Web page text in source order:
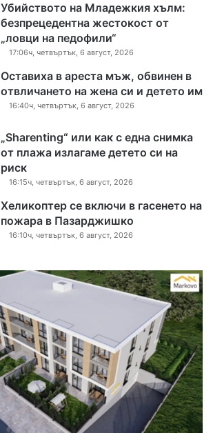
Убийството на Младежкия хълм:
безпрецедентна жестокост от
„ловци на педофили“
17:06ч, четвъртък, 6 август, 2026
Оставиха в ареста мъж, обвинен в
отвличането на жена си и детето им
16:40ч, четвъртък, 6 август, 2026
„Sharenting“ или как с една снимка
от плажа излагаме детето си на
риск
16:15ч, четвъртък, 6 август, 2026
Хеликоптер се включи в гасенето на
пожара в Пазарджишко
16:10ч, четвъртък, 6 август, 2026